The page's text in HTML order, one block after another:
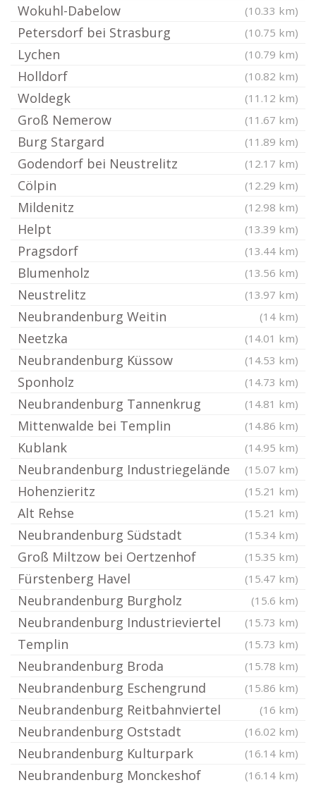
Wokuhl-Dabelow (10.33 km)
Petersdorf bei Strasburg (10.75 km)
Lychen (10.79 km)
Holldorf (10.82 km)
Woldegk (11.12 km)
Groß Nemerow (11.67 km)
Burg Stargard (11.89 km)
Godendorf bei Neustrelitz (12.17 km)
Cölpin (12.29 km)
Mildenitz (12.98 km)
Helpt (13.39 km)
Pragsdorf (13.44 km)
Blumenholz (13.56 km)
Neustrelitz (13.97 km)
Neubrandenburg Weitin (14 km)
Neetzka (14.01 km)
Neubrandenburg Küssow (14.53 km)
Sponholz (14.73 km)
Neubrandenburg Tannenkrug (14.81 km)
Mittenwalde bei Templin (14.86 km)
Kublank (14.95 km)
Neubrandenburg Industriegelände (15.07 km)
Hohenzieritz (15.21 km)
Alt Rehse (15.21 km)
Neubrandenburg Südstadt (15.34 km)
Groß Miltzow bei Oertzenhof (15.35 km)
Fürstenberg Havel (15.47 km)
Neubrandenburg Burgholz (15.6 km)
Neubrandenburg Industrieviertel (15.73 km)
Templin (15.73 km)
Neubrandenburg Broda (15.78 km)
Neubrandenburg Eschengrund (15.86 km)
Neubrandenburg Reitbahnviertel (16 km)
Neubrandenburg Oststadt (16.02 km)
Neubrandenburg Kulturpark (16.14 km)
Neubrandenburg Monckeshof (16.14 km)